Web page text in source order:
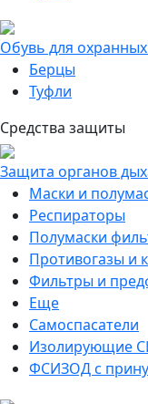
Обувь для охранных
Берцы
Туфли
Средства защиты
Защита органов
Маски и
Респираторы
Полумаски
Противогазы и
Фильтры и
Еще
Самоспасатели
Изолирующие
ФСИЗОД с